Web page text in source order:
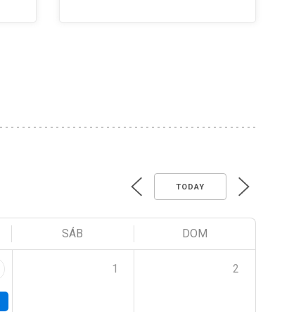
TODAY
SÁB DOM
1 2